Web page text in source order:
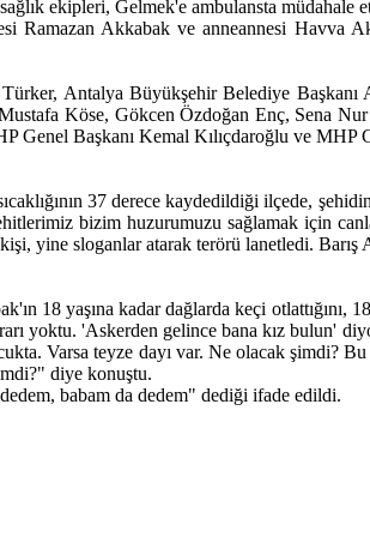
ekipleri, Gelmek'e ambulansta müdahale
Ramazan Akkabak ve anneannesi Havva
Antalya Büyükşehir Belediye
Köse, Gökcen Özdoğan Enç, Sena
Genel Başkanı Kemal Kılıçdaroğlu ve
37 derece kaydedildiği ilçede,
bizim huzurumuzu sağlamak için
kişi, yine sloganlar atarak terörü lanetledi.
18 yaşına kadar dağlarda keçi
yoktu. 'Askerden gelince bana kız bulun'
Varsa teyze dayı var. Ne olacak şimdi?
diye konuştu.
babam da dedem" dediği ifade edildi.